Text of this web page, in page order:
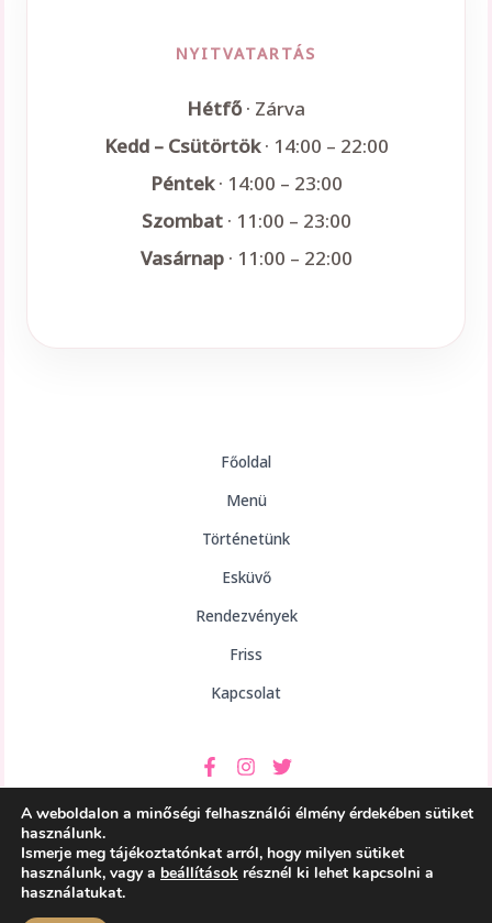
NYITVATARTÁS
Hétfő· Zárva
Kedd – Csütörtök· 14:00 – 22:00
Péntek· 14:00 – 23:00
Szombat· 11:00 – 23:00
Vasárnap· 11:00 – 22:00
Főoldal
Menü
Történetünk
Esküvő
Rendezvények
Friss
Kapcsolat
Copyright © 2026 aHely Étterem
A weboldalon a minőségi felhasználói élmény érdekében sütiket
használunk.
Ismerje meg tájékoztatónkat arról, hogy milyen sütiket
használunk, vagy a beállítások résznél ki lehet kapcsolni a
használatukat.